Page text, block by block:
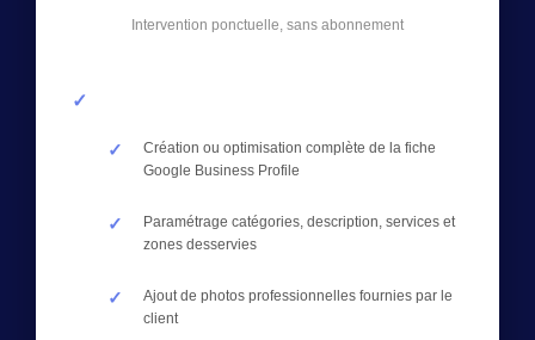
Intervention ponctuelle, sans abonnement
Création ou optimisation complète de la fiche
Google Business Profile
Paramétrage catégories, description, services et
zones desservies
Ajout de photos professionnelles fournies par le
client